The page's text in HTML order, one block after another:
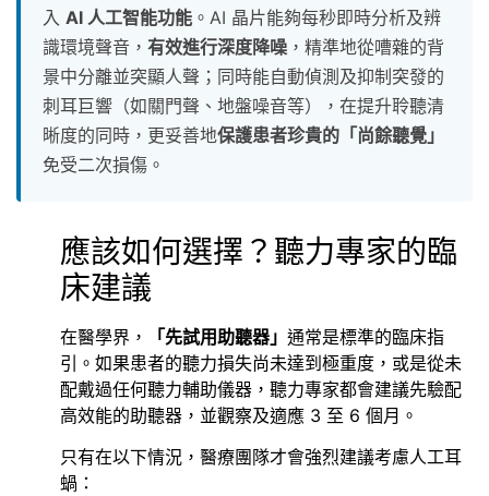
入 AI 人工智能功能 。AI 晶片能夠每秒即時分析及辨
識環境聲音， 有效進行深度降噪 ，精準地從嘈雜的背
景中分離並突顯人聲；同時能自動偵測及抑制突發的
刺耳巨響（如關門聲、地盤噪音等），在提升聆聽清
晰度的同時，更妥善地保護患者珍貴的「尚餘聽覺」
免受二次損傷。
應該如何選擇？聽力專家的臨
床建議
在醫學界， 「先試用助聽器」 通常是標準的臨床指
引。如果患者的聽力損失尚未達到極重度，或是從未
配戴過任何聽力輔助儀器，聽力專家都會建議先驗配
高效能的助聽器，並觀察及適應 3 至 6 個月。
只有在以下情況，醫療團隊才會強烈建議考慮人工耳
蝸：